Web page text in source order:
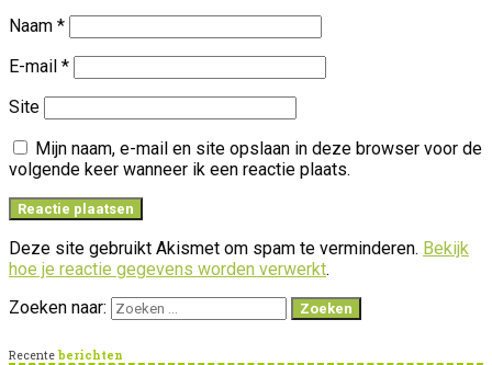
Naam *
E-mail *
Site
Mijn naam, e-mail en site opslaan in deze browser voor de
volgende keer wanneer ik een reactie plaats.
Deze site gebruikt Akismet om spam te verminderen. Bekijk
hoe je reactie gegevens worden verwerkt.
Zoeken naar:
Recente berichten